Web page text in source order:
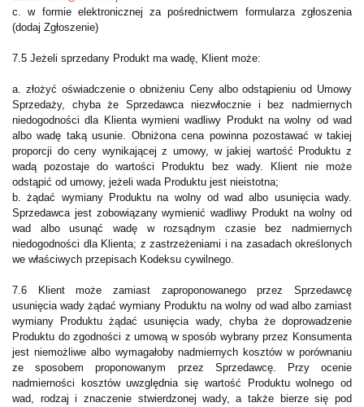
c. w formie elektronicznej za pośrednictwem formularza zgłoszenia
(dodaj Zgłoszenie)
7.5 Jeżeli sprzedany Produkt ma wadę, Klient może:
a. złożyć oświadczenie o obniżeniu Ceny albo odstąpieniu od Umowy
Sprzedaży, chyba że Sprzedawca niezwłocznie i bez nadmiernych
niedogodności dla Klienta wymieni wadliwy Produkt na wolny od wad
albo wadę taką usunie. Obniżona cena powinna pozostawać w takiej
proporcji do ceny wynikającej z umowy, w jakiej wartość Produktu z
wadą pozostaje do wartości Produktu bez wady. Klient nie może
odstąpić od umowy, jeżeli wada Produktu jest nieistotna;
b. żądać wymiany Produktu na wolny od wad albo usunięcia wady.
Sprzedawca jest zobowiązany wymienić wadliwy Produkt na wolny od
wad albo usunąć wadę w rozsądnym czasie bez nadmiernych
niedogodności dla Klienta; z zastrzeżeniami i na zasadach określonych
we właściwych przepisach Kodeksu cywilnego.
7.6 Klient może zamiast zaproponowanego przez Sprzedawcę
usunięcia wady żądać wymiany Produktu na wolny od wad albo zamiast
wymiany Produktu żądać usunięcia wady, chyba że doprowadzenie
Produktu do zgodności z umową w sposób wybrany przez Konsumenta
jest niemożliwe albo wymagałoby nadmiernych kosztów w porównaniu
ze sposobem proponowanym przez Sprzedawcę. Przy ocenie
nadmierności kosztów uwzględnia się wartość Produktu wolnego od
wad, rodzaj i znaczenie stwierdzonej wady, a także bierze się pod